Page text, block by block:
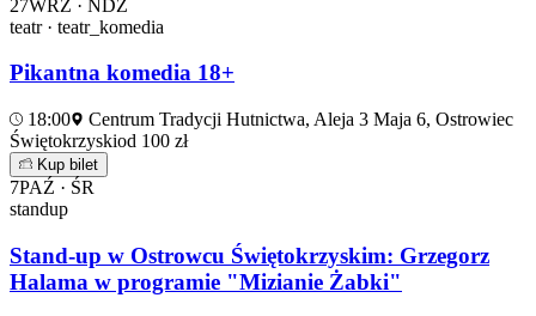
27WRZ · NDZ
teatr · teatr_komedia
Pikantna komedia 18+
18:00
Centrum Tradycji Hutnictwa, Aleja 3 Maja 6, Ostrowiec
Świętokrzyskiod 100 zł
Kup bilet
7PAŹ · ŚR
standup
Stand-up w Ostrowcu Świętokrzyskim: Grzegorz
Halama w programie "Mizianie Żabki"